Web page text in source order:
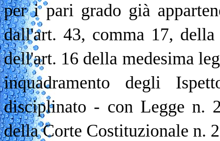
per i pari grado già
dall'art. 43, comma 17,
dell'art. 16 della medesima
inquadramento degli
disciplinato - con Legge n.
della Corte Costituzionale n.